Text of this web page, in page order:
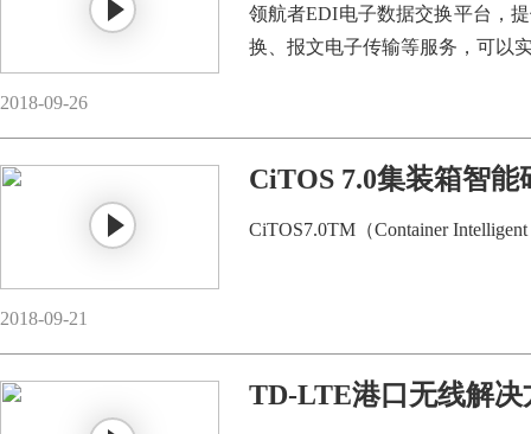
2018-09-26
领航者EDI电子数据交换平台，
换、报文电子传输等服务，可以
2018-09-21
CiTOS 7.0集装箱智能
CiTOS7.0TM（Container Intelligent
TD-LTE港口无线解决